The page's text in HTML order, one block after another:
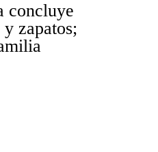
concluye
zapatos;